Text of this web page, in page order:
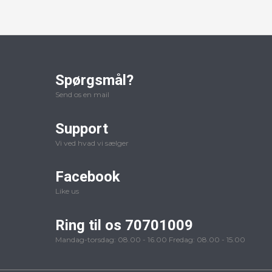
Spørgsmål?
Send os en mail
Support
Vi ved hvad vi sælger
Facebook
Like us
Ring til os 70701009
Mandag-torsdag: 08.00 - 16.00 Fredag: 08.00 - 15.00